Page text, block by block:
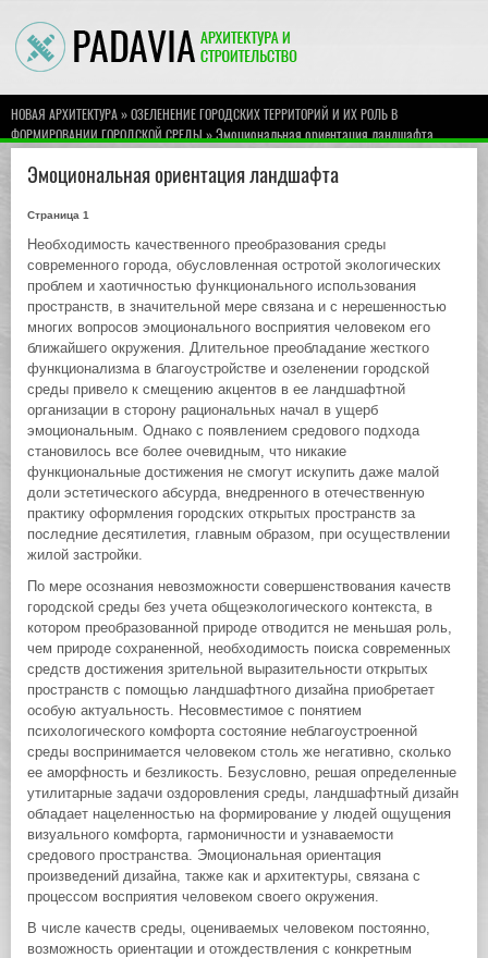
НОВАЯ АРХИТЕКТУРА»ОЗЕЛЕНЕНИЕ ГОРОДСКИХ ТЕРРИТОРИЙ И ИХ РОЛЬ В
ФОРМИРОВАНИИ ГОРОДСКОЙ СРЕДЫ» Эмоциональная ориентация ландшафта
Эмоциональная ориентация ландшафта
Страница 1
Необходимость качественного преобразования среды
современного города, обусловленная остротой экологических
проблем и хаотичностью функционального использования
пространств, в значительной мере связана и с нерешенностью
многих вопросов эмоционального восприятия человеком его
ближайшего окружения. Длительное преобладание жесткого
функционализма в благоустройстве и озеленении городской
среды привело к смещению акцентов в ее ландшафтной
организации в сторону рациональных начал в ущерб
эмоциональным. Однако с появлением средового подхода
становилось все более очевидным, что никакие
функциональные достижения не смогут искупить даже малой
доли эстетического абсурда, внедренного в отечественную
практику оформления городских открытых пространств за
последние десятилетия, главным образом, при осуществлении
жилой застройки.
По мере осознания невозможности совершенствования качеств
городской среды без учета общеэкологического контекста, в
котором преобразованной природе отводится не меньшая роль,
чем природе сохраненной, необходимость поиска современных
средств достижения зрительной выразительности открытых
пространств с помощью ландшафтного дизайна приобретает
особую актуальность. Несовместимое с понятием
психологического комфорта состояние неблагоустроенной
среды воспринимается человеком столь же негативно, сколько
ее аморфность и безликость. Безусловно, решая определенные
утилитарные задачи оздоровления среды, ландшафтный дизайн
обладает нацеленностью на формирование у людей ощущения
визуального комфорта, гармоничности и узнаваемости
средового пространства. Эмоциональная ориентация
произведений дизайна, также как и архитектуры, связана с
процессом восприятия человеком своего окружения.
В числе качеств среды, оцениваемых человеком постоянно,
возможность ориентации и отождествления с конкретным